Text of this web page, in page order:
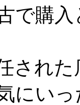
で購
され
にい